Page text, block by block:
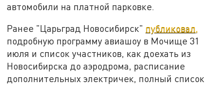
автомобили на платной парковке.
Ранее "Царьград Новосибирск" публиковал,
подробную программу авиашоу в Мочище 31
июля и список участников, как доехать из
Новосибирска до аэродрома, расписание
дополнительных электричек, полный список